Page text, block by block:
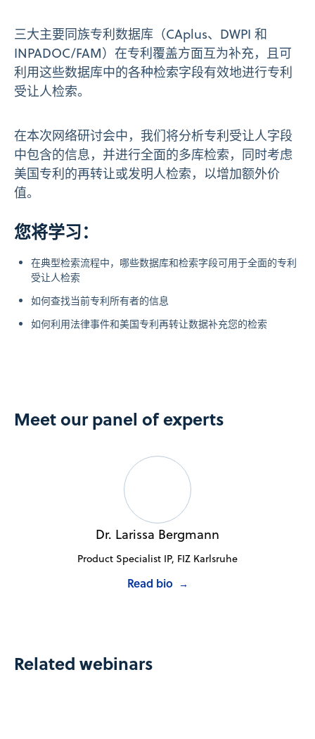
三大主要同族专利数据库（CAplus、DWPI 和
INPADOC/FAM）在专利覆盖方面互为补充，且可
利用这些数据库中的各种检索字段有效地进行专利
受让人检索。
在本次网络研讨会中，我们将分析专利受让人字段
中包含的信息，并进行全面的多库检索，同时考虑
美国专利的再转让或发明人检索，以增加额外价
值。
您将学习：
在典型检索流程中，哪些数据库和检索字段可用于全面的专利
受让人检索
如何查找当前专利所有者的信息
如何利用法律事件和美国专利再转让数据补充您的检索
Meet our panel of experts
Dr. Larissa Bergmann
Product Specialist IP, FIZ Karlsruhe
Read bio →
Related webinars